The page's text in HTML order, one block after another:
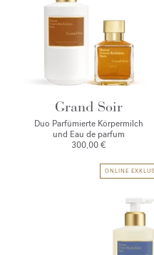
Grand Soir
Duo Parfümierte Körpermilch
und Eau de parfum
300,00 €
ONLINE